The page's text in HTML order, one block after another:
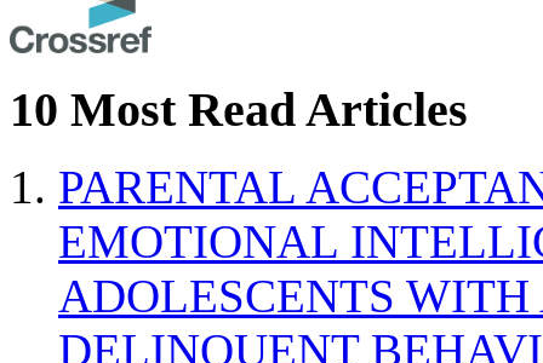
10 Most Read Articles
PARENTAL
EMOTIONAL
ADOLESCENTS
DELINQUENT